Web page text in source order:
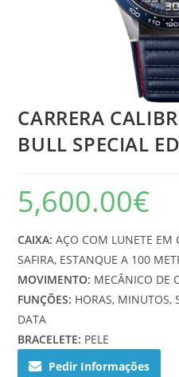
CARRERA
BULL SPECIAL
5,600.00€
CAIXA: AÇO COM LUNETE EM
SAFIRA, ESTANQUE A 100
MOVIMENTO: MECÂNICO DE
FUNÇÕES: HORAS, MINUTOS,
DATA
BRACELETE: PELE
Pedir Informações